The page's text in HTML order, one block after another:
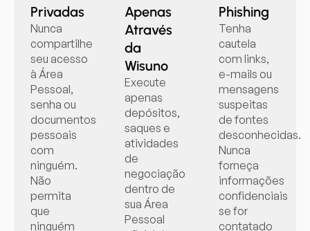
Privadas
Nunca
compartilhe
seu acesso
à Área
Pessoal,
senha ou
documentos
pessoais
com
ninguém.
Não
permita
que
ninguém
Apenas
Através
da
Wisuno
Execute
apenas
depósitos,
saques e
atividades
de
negociação
dentro de
sua Área
Pessoal
Phishing
Tenha
cautela
com links,
e-mails ou
mensagens
suspeitas
de fontes
desconhecidas.
Nunca
forneça
informações
confidenciais
se for
contatado